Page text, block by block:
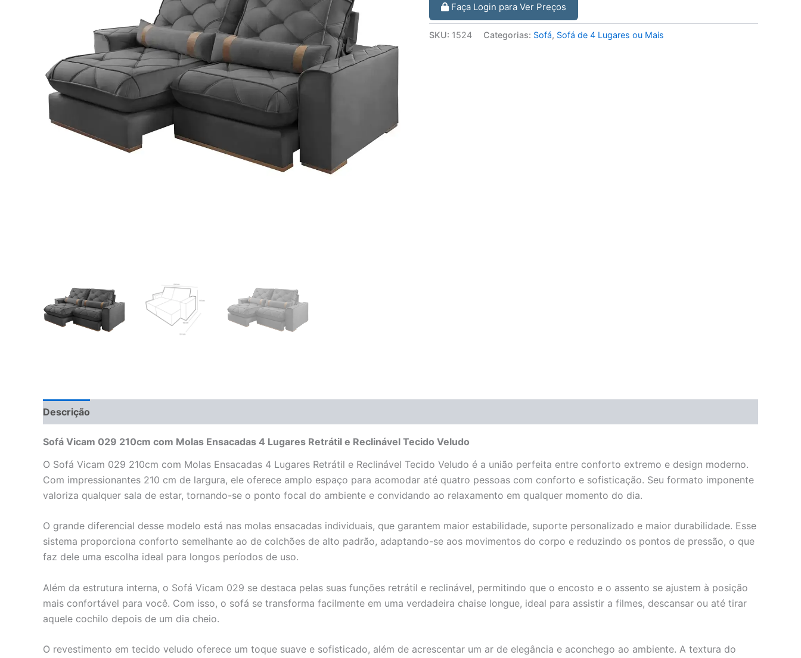
Faça Login para Ver Preços
SKU: 1524 Categorias: Sofá, Sofá de 4 Lugares ou Mais
Descrição
Sofá Vicam 029 210cm com Molas Ensacadas 4 Lugares Retrátil e Reclinável Tecido Veludo
O Sofá Vicam 029 210cm com Molas Ensacadas 4 Lugares Retrátil e Reclinável Tecido Veludo é a união perfeita entre conforto extremo e design moderno.
Com impressionantes 210 cm de largura, ele oferece amplo espaço para acomodar até quatro pessoas com conforto e sofisticação. Seu formato imponente
valoriza qualquer sala de estar, tornando-se o ponto focal do ambiente e convidando ao relaxamento em qualquer momento do dia.
O grande diferencial desse modelo está nas molas ensacadas individuais, que garantem maior estabilidade, suporte personalizado e maior durabilidade. Esse
sistema proporciona conforto semelhante ao de colchões de alto padrão, adaptando-se aos movimentos do corpo e reduzindo os pontos de pressão, o que
faz dele uma escolha ideal para longos períodos de uso.
Além da estrutura interna, o Sofá Vicam 029 se destaca pelas suas funções retrátil e reclinável, permitindo que o encosto e o assento se ajustem à posição
mais confortável para você. Com isso, o sofá se transforma facilmente em uma verdadeira chaise longue, ideal para assistir a filmes, descansar ou até tirar
aquele cochilo depois de um dia cheio.
O revestimento em tecido veludo oferece um toque suave e sofisticado, além de acrescentar um ar de elegância e aconchego ao ambiente. A textura do